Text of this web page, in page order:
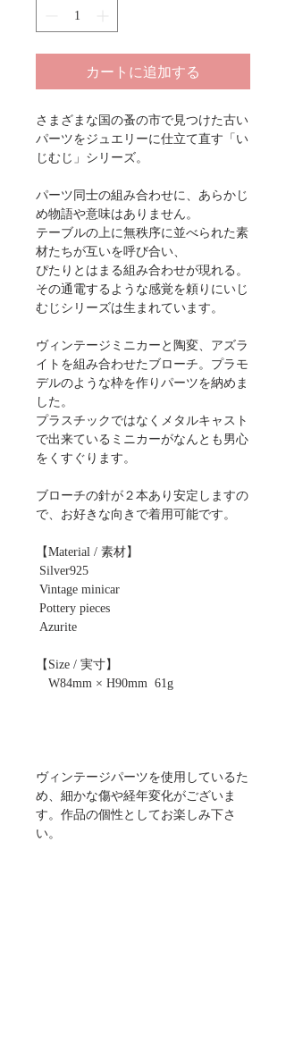
カートに追加する
さまざまな国の蚤の市で見つけた古い
パーツをジュエリーに仕立て直す「い
じむじ」シリーズ。
パーツ同士の組み合わせに、あらかじ
め物語や意味はありません。
テーブルの上に無秩序に並べられた素
材たちが互いを呼び合い、
ぴたりとはまる組み合わせが現れる。
その通電するような感覚を頼りにいじ
むじシリーズは生まれています。
ヴィンテージミニカーと陶変、アズラ
イトを組み合わせたブローチ。プラモ
デルのような枠を作りパーツを納めま
した。
プラスチックではなくメタルキャスト
で出来ているミニカーがなんとも男心
をくすぐります。
ブローチの針が２本あり安定しますの
で、お好きな向きで着用可能です。
【Material / 素材】
Silver925
Vintage minicar
Pottery pieces
Azurite
【Size / 実寸】
W84mm × H90mm  61g
ヴィンテージパーツを使用しているた
め、細かな傷や経年変化がございま
す。作品の個性としてお楽しみ下さ
い。